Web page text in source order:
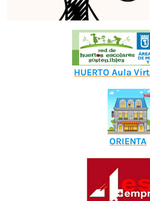
HUERTO Aula
ORIENTA